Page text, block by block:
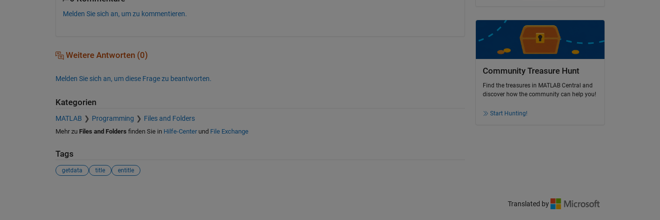
Melden Sie sich an, um zu kommentieren.
Weitere Antworten (0)
Melden Sie sich an, um diese Frage zu beantworten.
Kategorien
MATLAB Programming Files and Folders
Mehr zu Files and Folders finden Sie in Hilfe-Centerund File Exchange
Tags
getdata title entitle
Community Treasure Hunt
Find the treasures in MATLAB Central and
discover how the community can help you!
Start Hunting!
Translated by